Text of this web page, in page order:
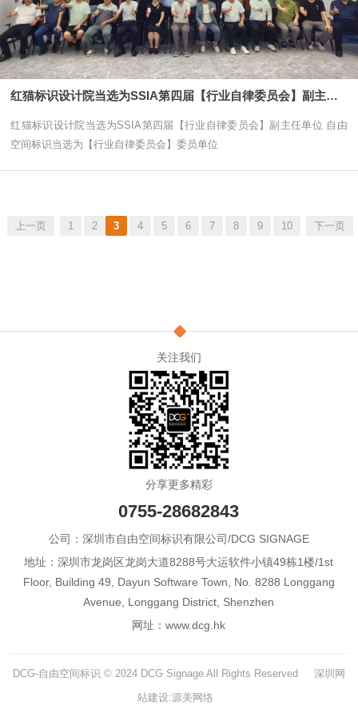
红猫标识设计院当选为SSIA第四届【行业自律委员会】副主任单位
红猫标识设计院当选为SSIA第四届【行业自律委员会】副主任单位 自由
空间标识当选为【行业自律委员会】委员单位
上一页 1 2 3 4 5 6 7 8 9 10 下一页
关注我们
分享更多精彩
0755-28682843
公司：深圳市自由空间标识有限公司/DCG SIGNAGE
地址：深圳市龙岗区龙岗大道8288号大运软件小镇49栋1楼/1st
Floor, Building 49, Dayun Software Town, No. 8288 Longgang
Avenue, Longgang District, Shenzhen
网址：www.dcg.hk
DCG-自由空间标识 © 2024 DCG Signage All Rights Reserved
深圳网
站建设:源美网络